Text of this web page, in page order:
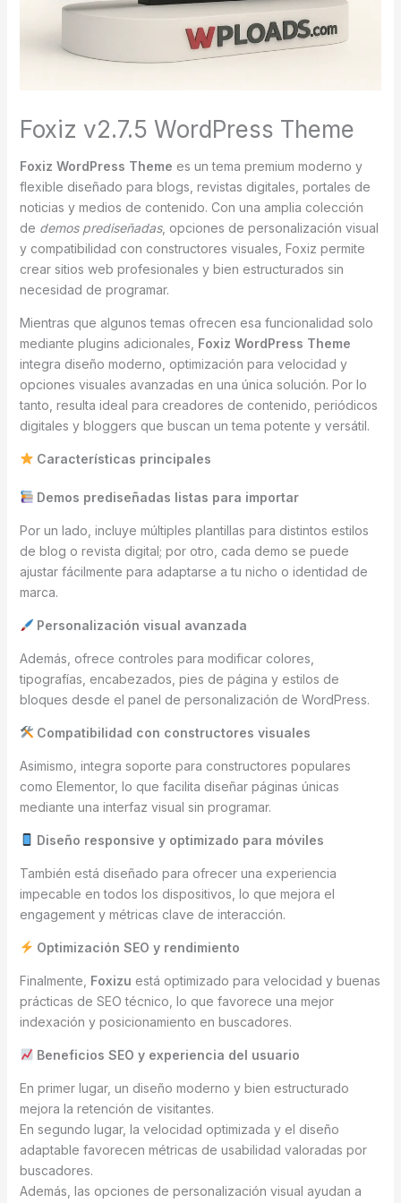
Foxiz v2.7.5 WordPress Theme
Foxiz WordPress Theme es un tema premium moderno y
flexible diseñado para blogs, revistas digitales, portales de
noticias y medios de contenido. Con una amplia colección
de demos prediseñadas, opciones de personalización visual
y compatibilidad con constructores visuales, Foxiz permite
crear sitios web profesionales y bien estructurados sin
necesidad de programar.
Mientras que algunos temas ofrecen esa funcionalidad solo
mediante plugins adicionales, Foxiz WordPress Theme
integra diseño moderno, optimización para velocidad y
opciones visuales avanzadas en una única solución. Por lo
tanto, resulta ideal para creadores de contenido, periódicos
digitales y bloggers que buscan un tema potente y versátil.
Características principales
Demos prediseñadas listas para importar
Por un lado, incluye múltiples plantillas para distintos estilos
de blog o revista digital; por otro, cada demo se puede
ajustar fácilmente para adaptarse a tu nicho o identidad de
marca.
Personalización visual avanzada
Además, ofrece controles para modificar colores,
tipografías, encabezados, pies de página y estilos de
bloques desde el panel de personalización de WordPress.
Compatibilidad con constructores visuales
Asimismo, integra soporte para constructores populares
como Elementor, lo que facilita diseñar páginas únicas
mediante una interfaz visual sin programar.
Diseño responsive y optimizado para móviles
También está diseñado para ofrecer una experiencia
impecable en todos los dispositivos, lo que mejora el
engagement y métricas clave de interacción.
Optimización SEO y rendimiento
Finalmente, Foxizu está optimizado para velocidad y buenas
prácticas de SEO técnico, lo que favorece una mejor
indexación y posicionamiento en buscadores.
Beneficios SEO y experiencia del usuario
En primer lugar, un diseño moderno y bien estructurado
mejora la retención de visitantes.
En segundo lugar, la velocidad optimizada y el diseño
adaptable favorecen métricas de usabilidad valoradas por
buscadores.
Además, las opciones de personalización visual ayudan a